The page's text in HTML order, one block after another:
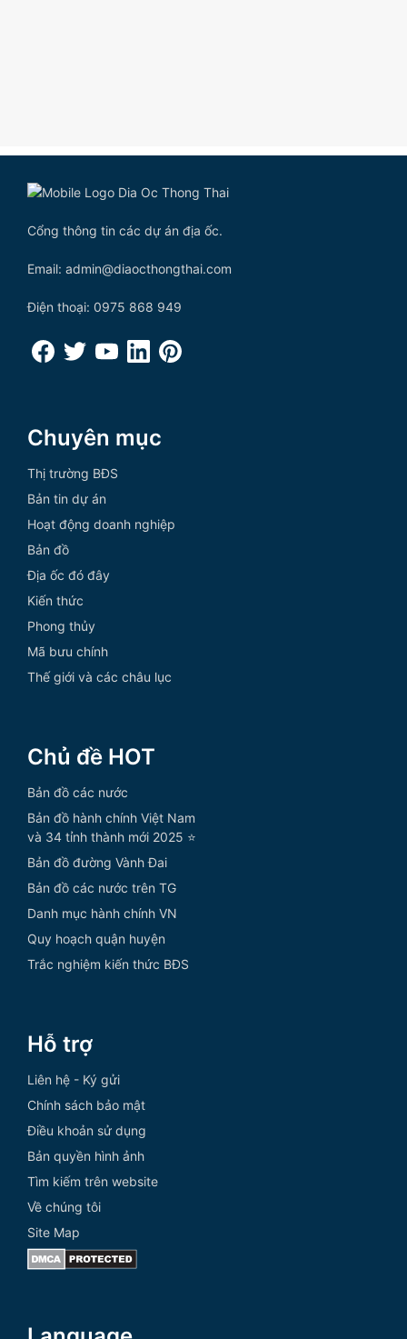
Cổng thông tin các dự án địa ốc.
Email: admin@diaocthongthai.com
Điện thoại: 0975 868 949
Chuyên mục
Thị trường BĐS
Bản tin dự án
Hoạt động doanh nghiệp
Bản đồ
Địa ốc đó đây
Kiến thức
Phong thủy
Mã bưu chính
Thế giới và các châu lục
Chủ đề HOT
Bản đồ các nước
Bản đồ hành chính Việt Nam
và 34 tỉnh thành mới 2025 ⭐
Bản đồ đường Vành Đai
Bản đồ các nước trên TG
Danh mục hành chính VN
Quy hoạch quận huyện
Trắc nghiệm kiến thức BĐS
Hỗ trợ
Liên hệ - Ký gửi
Chính sách bảo mật
Điều khoản sử dụng
Bản quyền hình ảnh
Tìm kiếm trên website
Về chúng tôi
Site Map